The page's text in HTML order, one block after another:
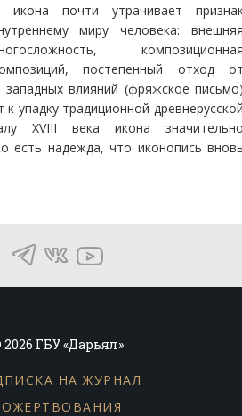
почти утрачивает
миру человека:
постепенный отход
западных влияний (фряжское
упадку традиционной
ХVIII века икона
есть надежда, что иконопись
ГБУ «Дарьял»
НА ЖУРНАЛ